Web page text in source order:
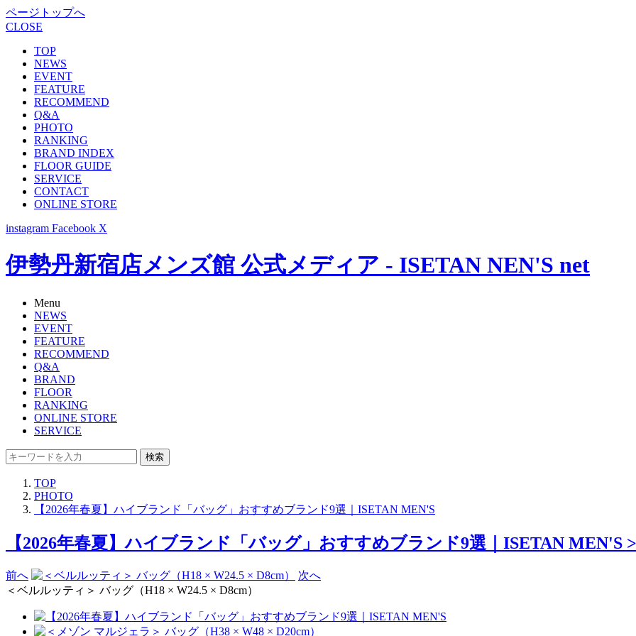
ページトップへ
CLOSE
TOP
NEWS
EVENT
FEATURE
RECOMMEND
Q&A
PHOTO
RANKING
BRAND INDEX
FLOOR GUIDE
SERVICE
CONTACT
ONLINE STORE
instagram Facebook X
伊勢丹新宿店メンズ館 公式メディア - ISETAN NEN'S net
Menu
NEWS
EVENT
FEATURE
RECOMMEND
Q&A
BRAND
FLOOR
RANKING
ONLINE STORE
SERVICE
検索
TOP
PHOTO
【2026年春夏】ハイブランド「バッグ」おすすめブランド9選｜ISETAN MEN'S
【2026年春夏】ハイブランド「バッグ」おすすめブランド9選｜ISETAN MEN'S
前へ
次へ
＜ベルルッティ＞ バッグ（H18 × W24.5 × D8cm）